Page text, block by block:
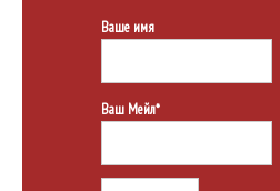
Ваше имя
Ваш Мейл*